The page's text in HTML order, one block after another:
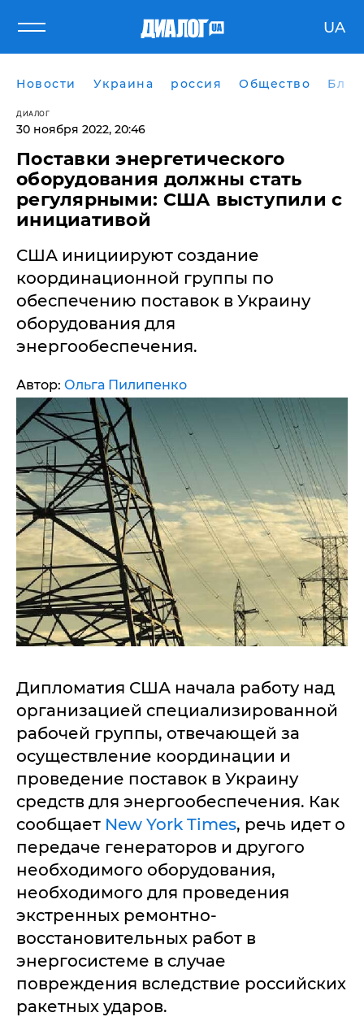
UA
Новости Украина россия Общество
ДИАЛОГ
30 ноября 2022, 20:46
Поставки энергетического
оборудования должны стать
регулярными: США выступили с
инициативой
США инициируют создание
координационной группы по
обеспечению поставок в Украину
оборудования для
энергообеспечения.
Автор: Ольга Пилипенко
Дипломатия США начала работу над
организацией специализированной
рабочей группы, отвечающей за
осуществление координации и
проведение поставок в Украину
средств для энергообеспечения. Как
сообщает New York Times, речь идет о
передаче генераторов и другого
необходимого оборудования,
необходимого для проведения
экстренных ремонтно-
восстановительных работ в
энергосистеме в случае
повреждения вследствие российских
ракетных ударов.